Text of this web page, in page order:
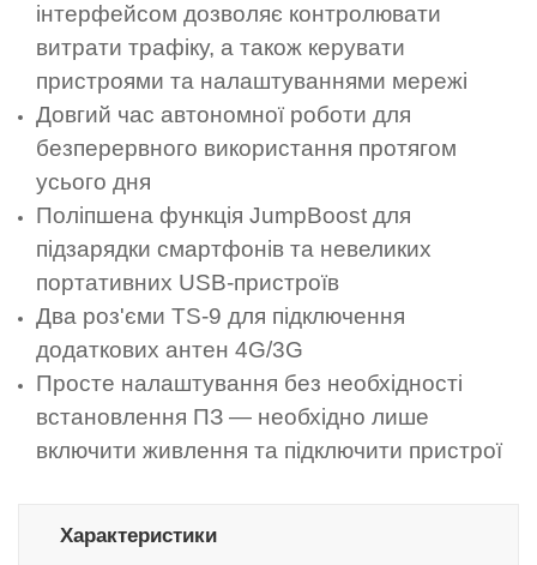
інтерфейсом дозволяє контролювати
витрати трафіку, а також керувати
пристроями та налаштуваннями мережі
Довгий час автономної роботи для
безперервного використання протягом
усього дня
Поліпшена функція JumpBoost для
підзарядки смартфонів та невеликих
портативних USB-пристроїв
Два роз'єми TS-9 для підключення
додаткових антен 4G/3G
Просте налаштування без необхідності
встановлення ПЗ — необхідно лише
включити живлення та підключити пристрої
Характеристики